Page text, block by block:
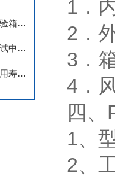
提升产品耐用性：砂尘试验箱在质量检测中的应用
砂尘试验箱在电子产品测试中的重要性
延长可程式砂尘试验箱使用寿命的关键
1．
2．
3．
4．
四、
1、
2、